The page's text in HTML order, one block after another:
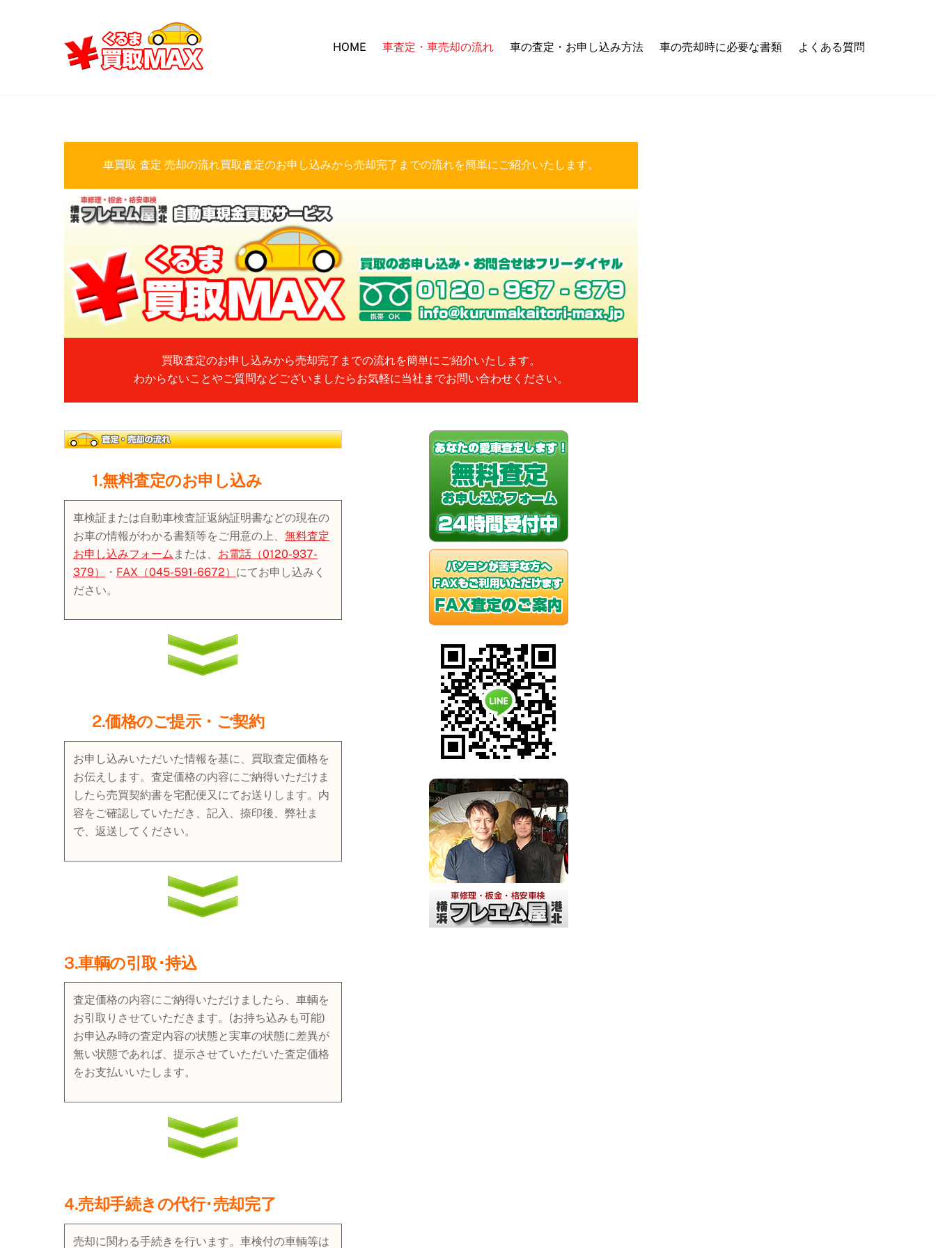
HOME 車査定・車売却の流れ 車の査定・お申し込み方法 車の売却時に必要な書類 よくある質問
車買取 査定 売却の流れ買取査定のお申し込みから売却完了までの流れを簡単にご紹介いたします。
買取査定のお申し込みから売却完了までの流れを簡単にご紹介いたします。
わからないことやご質問などございましたらお気軽に当社までお問い合わせください。
1.無料査定のお申し込み
車検証または自動車検査証返納証明書などの現在の
お車の情報がわかる書類等をご用意の上、 無料査定
お申し込みフォーム または、 お電話（0120-937-
379）
・ FAX（045-591-6672） にてお申し込みく
ださい。
2.価格のご提示・ご契約
お申し込みいただいた情報を基に、買取査定価格を
お伝えします。査定価格の内容にご納得いただけま
したら売買契約書を宅配便又にてお送りします。内
容をご確認していただき、記入、捺印後、弊社ま
で、返送してください。
3.車輌の引取･持込
査定価格の内容にご納得いただけましたら、車輌を
お引取りさせていただきます。(お持ち込みも可能)
お申込み時の査定内容の状態と実車の状態に差異が
無い状態であれば、提示させていただいた査定価格
をお支払いいたします。
4.売却手続きの代行･売却完了
売却に関わる手続きを行います。車検付の車輌等は